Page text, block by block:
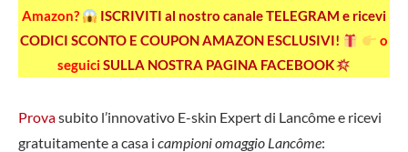
Amazon?
ISCRIVITI al nostro canale TELEGRAM e ricevi
CODICI SCONTO E COUPON AMAZON ESCLUSIVI!
o
seguiciSULLA NOSTRA PAGINA FACEBOOK
Provasubito l’innovativo E-skin Expert di Lancôme e ricevi
gratuitamente a casa i campioni omaggio Lancôme: